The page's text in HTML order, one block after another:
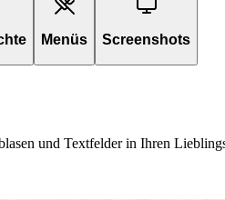
Menüs Screenshots
und Textfelder in Ihren